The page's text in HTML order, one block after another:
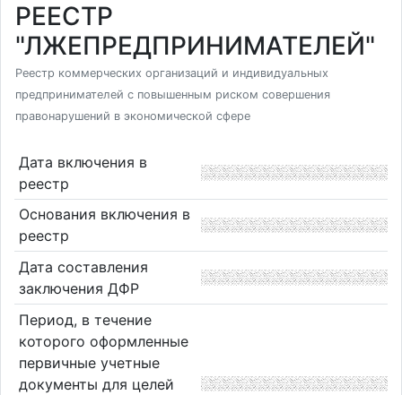
РЕЕСТР
"ЛЖЕПРЕДПРИНИМАТЕЛЕЙ"
Реестр коммерческих организаций и индивидуальных
предпринимателей с повышенным риском совершения
правонарушений в экономической сфере
Дата включения в
реестр
Основания включения в
реестр
Дата составления
заключения ДФР
Период, в течение
которого оформленные
первичные учетные
документы для целей